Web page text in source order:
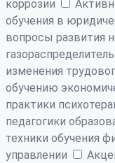
коррозии
обучения в
вопросы развития
изменения
обучению
практики
педагогики
техники обучения
управлении